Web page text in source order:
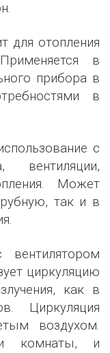
для отопления
в
прибора в
в
с
вентиляции,
Может
так и в
вентилятором
циркуляцию
как в
Циркуляция
воздухом.
комнаты, и